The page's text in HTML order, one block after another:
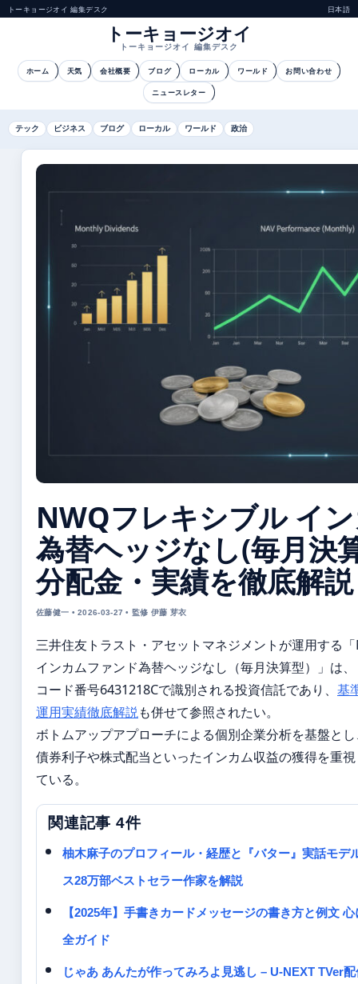
トーキョージオイ 編集デスク 日本語
トーキョージオイ
トーキョージオイ 編集デスク
ホーム 天気 会社概要 ブログ ローカル ワールド お問い合わせ
ニュースレター
テック ビジネス ブログ ローカル ワールド 政治
NWQフレキシブル イ
為替ヘッジなし(毎月決
分配金・実績を徹底解説
佐藤健一 • 2026-03-27 • 監修 伊藤 芽衣
三井住友トラスト・アセットマネジメントが運用する
インカムファンド為替ヘッジなし（毎月決算型）」は、
コード番号6431218Cで識別される投資信託であり、 基
運用実績徹底解説も併せて参照されたい。
ボトムアップアプローチによる個別企業分析を基盤と
債券利子や株式配当といったインカム収益の獲得を重
ている。
関連記事 4件
柚木麻子のプロフィール・経歴と『バター』実話モデ
ス28万部ベストセラー作家を解説
【2025年】手書きカードメッセージの書き方と例文
全ガイド
じゃあ あんたが作ってみろよ見逃し – U-NEXT TVer